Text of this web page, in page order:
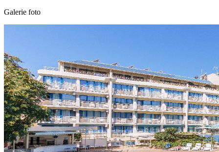
Galerie foto